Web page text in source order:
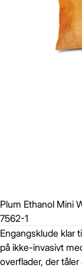
Plum Ethanol Mini
7562-1
Engangsklude klar
på ikke-invasivt
overflader, der